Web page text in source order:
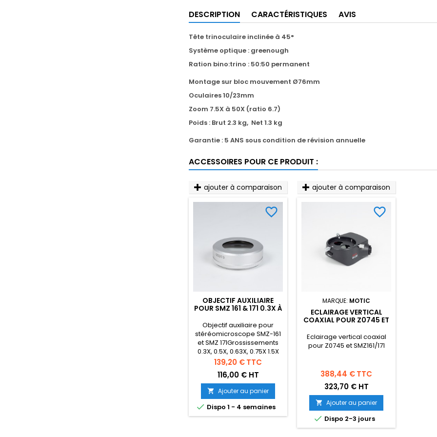
DESCRIPTION CARACTÉRISTIQUES AVIS
Tête trinoculaire inclinée à 45°
Système optique : greenough
Ration bino:trino : 50:50 permanent
Montage sur bloc mouvement Ø76mm
Oculaires 10/23mm
Zoom 7.5X à 50X (ratio 6.7)
Poids : Brut 2.3 kg, Net 1.3 kg
Garantie : 5 ANS sous condition de révision annuelle
ACCESSOIRES POUR CE PRODUIT :
ajouter à comparaison
OBJECTIF AUXILIAIRE
POUR SMZ 161 & 171 0.3X À
favorite_border
Objectif auxiliaire pour
stéréomicroscope SMZ-161
et SMZ 171Grossissements
0.3X, 0.5X, 0.63X, 0.75X 1.5X
ou 2X
Prix
139,20 €TTC
116,00 € HT
 Ajouter au panier
 Dispo 1 - 4 semaines
ajouter à comparaison
MARQUE: MOTIC
ECLAIRAGE VERTICAL
COAXIAL POUR Z0745 ET
favorite_border
Eclairage vertical coaxial
pour Z0745 et SMZ161/171
Prix
388,44 €TTC
323,70 € HT
 Ajouter au panier
 Dispo 2-3 jours